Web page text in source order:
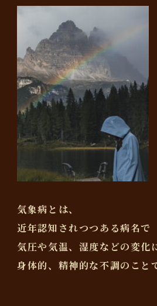
気象病とは、
近年認知されつつある病名で
気圧や気温、湿度などの変化
身体的、精神的な不調のこと